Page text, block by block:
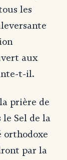
les
aux
t-il.
prière de
le Sel de la
orthodoxe
par la